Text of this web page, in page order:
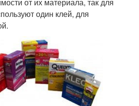
от их материала, так для
один клей, для